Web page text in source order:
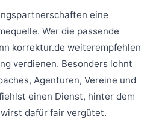
eine
Wer die passende
korrektur.de weiterempfehlen
verdienen. Besonders lohnt
Agenturen, Vereine und
einen Dienst, hinter dem
dafür fair vergütet.